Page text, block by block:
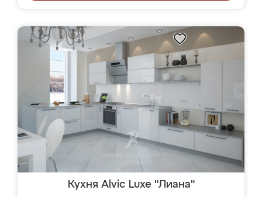
Кухня Alvic Luxe "Лиана"